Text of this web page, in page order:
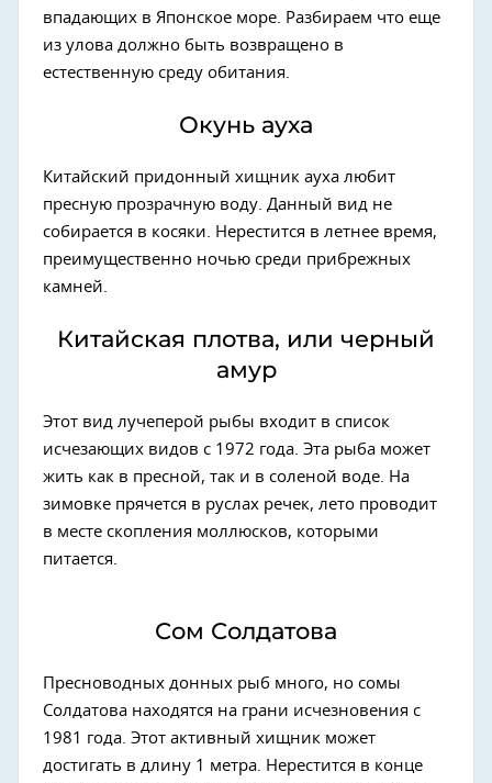
впадающих в Японское море. Разбираем что еще
из улова должно быть возвращено в
естественную среду обитания.
Окунь ауха
Китайский придонный хищник ауха любит
пресную прозрачную воду. Данный вид не
собирается в косяки. Нерестится в летнее время,
преимущественно ночью среди прибрежных
камней.
Китайская плотва, или черный
амур
Этот вид лучеперой рыбы входит в список
исчезающих видов с 1972 года. Эта рыба может
жить как в пресной, так и в соленой воде. На
зимовке прячется в руслах речек, лето проводит
в месте скопления моллюсков, которыми
питается.
Сом Солдатова
Пресноводных донных рыб много, но сомы
Солдатова находятся на грани исчезновения с
1981 года. Этот активный хищник может
достигать в длину 1 метра. Нерестится в конце